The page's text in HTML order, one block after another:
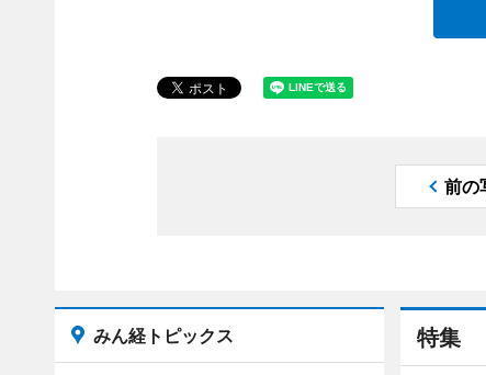
前の
特集
みん経トピックス